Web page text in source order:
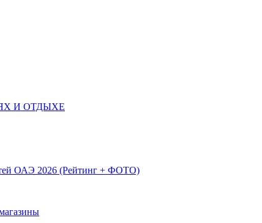
И ОТДЫХЕ
ОАЭ 2026 (Рейтинг + ФОТО)